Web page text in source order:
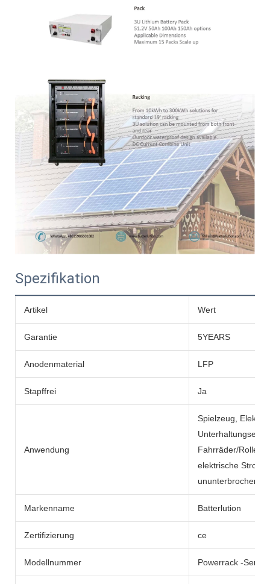
Spezifikation
Artikel Wert
Garantie 5YEARS
Anodenmaterial LFP
Stapffrei Ja
Anwendung
Spielzeug,
Fahrräder/Roller,
elektrische
ununterbrochene
Markenname Batterlution
Zertifizierung ce
Modellnummer Powerrack -Serie